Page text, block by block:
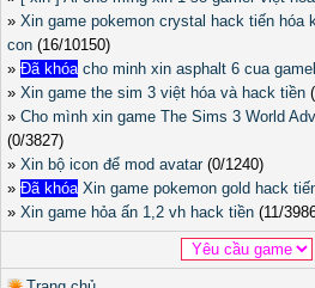
» Xin game pokemon crystal hack tiến hóa
con (16/10150)
» Đã khóa cho minh xin asphalt 6 cua
» Xin game the sim 3 việt hóa và hack tiền
» Cho mình xin game The Sims 3 World
(0/3827)
» Xin bộ icon để mod avatar(0/1240)
» Đã khóa Xin game pokemon gold hack
» Xin game hỏa ấn 1,2 vh hack tiền (11/